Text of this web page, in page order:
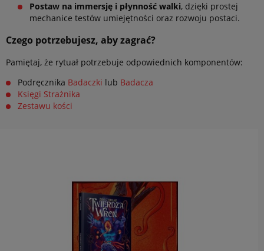
Postaw na immersję i płynność walki, dzięki prostej
mechanice testów umiejętności oraz rozwoju postaci.
Czego potrzebujesz, aby zagrać?
Pamiętaj, że rytuał potrzebuje odpowiednich komponentów:
Podręcznika Badaczki lub Badacza
Księgi Strażnika
Zestawu kości